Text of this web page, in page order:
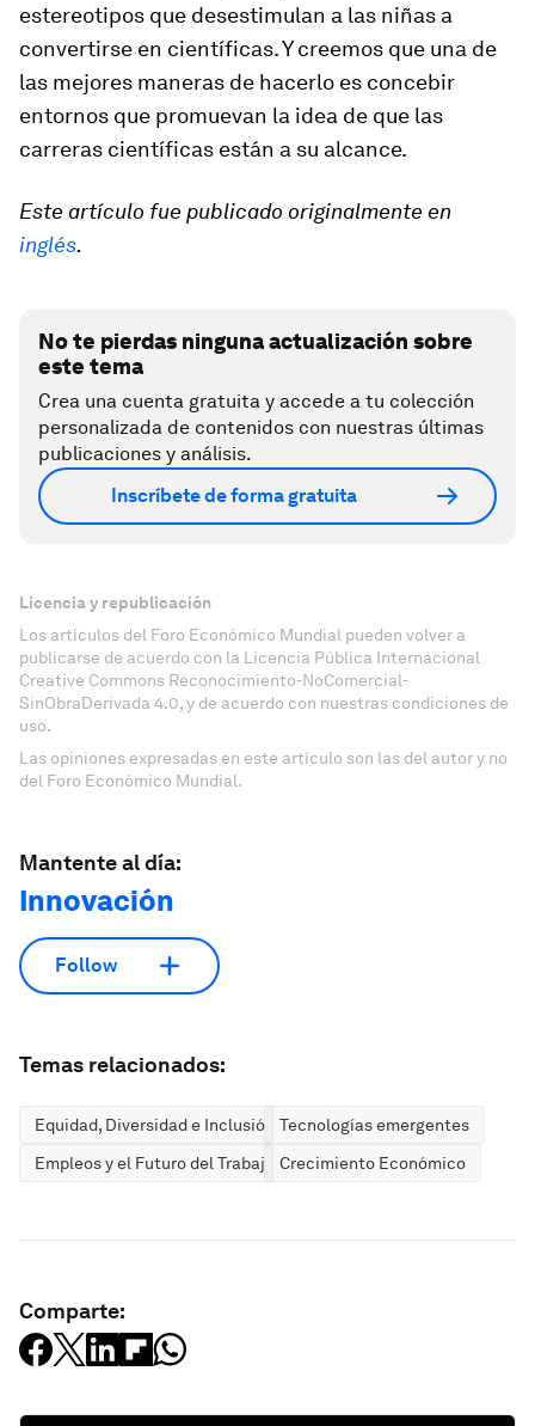
estereotipos que desestimulan a las niñas a
convertirse en científicas. Y creemos que una de
las mejores maneras de hacerlo es concebir
entornos que promuevan la idea de que las
carreras científicas están a su alcance.
Este artículo fue publicado originalmente en
inglés.
No te pierdas ninguna actualización sobre
este tema
Crea una cuenta gratuita y accede a tu colección
personalizada de contenidos con nuestras últimas
publicaciones y análisis.
Inscríbete de forma gratuita
Licencia y republicación
Los artículos del Foro Económico Mundial pueden volver a
publicarse de acuerdo con la Licencia Pública Internacional
Creative Commons Reconocimiento-NoComercial-
SinObraDerivada 4.0, y de acuerdo con nuestras condiciones de
uso.
Las opiniones expresadas en este artículo son las del autor y no
del Foro Económico Mundial.
Mantente al día:
Innovación
Follow
Temas relacionados:
Equidad, Diversidad e Inclusión
Tecnologías emergentes
Empleos y el Futuro del Trabajo
Crecimiento Económico
Comparte: